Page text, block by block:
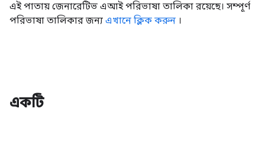
এই পাতায় জেনারেটিভ এআই পরিভাষা তালিকা রয়েছে। সম্পূর্ণ
পরিভাষা তালিকার জন্য এখানে ক্লিক করুন ।
একটি